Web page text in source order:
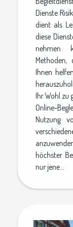
Dienste
dient als
diese
nehmen
Methoden,
Ihnen
Ihr Wohl zu
Online-
Nutzung
höchster
nur jene...